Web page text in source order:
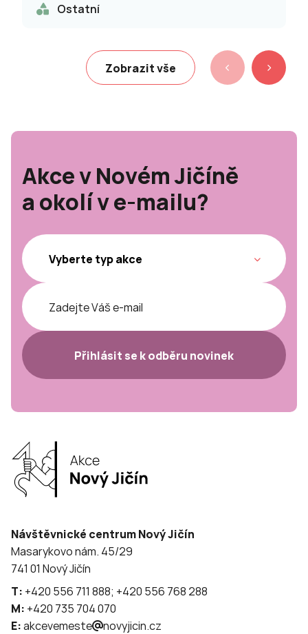
Ostatní
Zobrazit vše
Akce v Novém Jičíně
a okolí v e-mailu?
Přihlásit se k odběru novinek
Návštěvnické centrum Nový Jičín
Masarykovo nám. 45/29
741 01 Nový Jičín
T: +420 556 711 888; +420 556 768 288
M: +420 735 704 070
E:akcevemeste novyjicin.cz